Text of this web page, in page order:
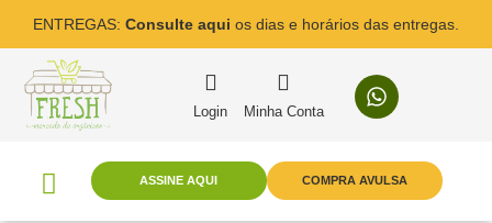
ENTREGAS: Consulte aqui os dias e horários das entregas.
Login Minha Conta
ASSINE AQUI COMPRA AVULSA